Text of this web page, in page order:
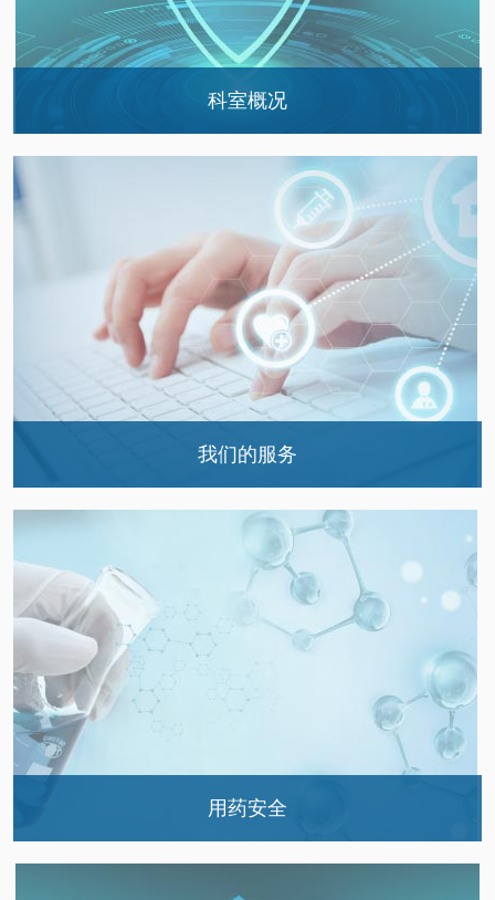
科室概况
门诊西药房
病房药房
静脉用药调配中心
临床药学
个体化药物治疗中心
我们的服务
药师门诊
治疗药物检测（TDM）
药品查询
用药安全